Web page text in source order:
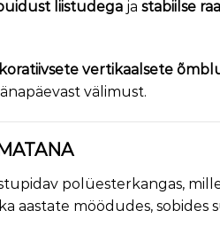
liistudega ja stabiilse
vertikaalsete
välimust.
polüesterkangas,
aastate möödudes,